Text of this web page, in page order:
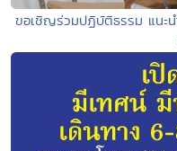
ขอเชิญร่วมปฏิบัติธรรม แนะ